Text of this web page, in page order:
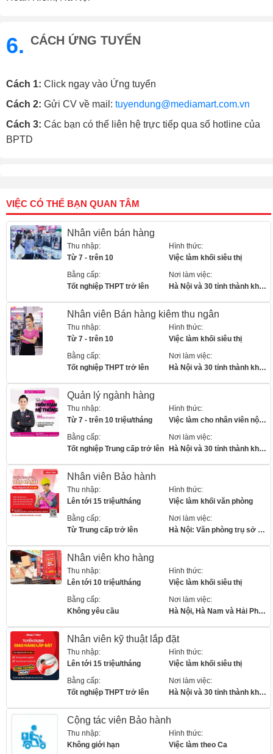
6. CÁCH ỨNG TUYỂN
Cách 1: Click ngay vào Ứng tuyển
Cách 2: Gửi CV về mail: tuyendung@mediamart.com.vn
Cách 3: Các bạn có thể liên hệ trực tiếp qua số hotline của
BPTD
VIỆC CÓ THỂ BẠN QUAN TÂM
Nhân viên bán hàng
Thu nhập:
Từ 7 - trên 10
Hình thức:
Việc làm khối siêu thị
Bằng cấp:
Tốt nghiệp THPT trở lên
Nơi làm việc:
Hà Nội và 30 tỉnh thành khác
Nhân viên Bán hàng kiêm thu ngân
Thu nhập:
Từ 7 - trên 10
Hình thức:
Việc làm khối siêu thị
Bằng cấp:
Tốt nghiệp THPT trở lên
Nơi làm việc:
Hà Nội và 30 tỉnh thành khác
Quản lý ngành hàng
Thu nhập:
Từ 7 - trên 10 triệu/tháng
Hình thức:
Việc làm cho nhân viên nội bộ
Bằng cấp:
Tốt nghiệp Trung cấp trở lên
Nơi làm việc:
Hà Nội và 30 tỉnh thành khác
Nhân viên Bảo hành
Thu nhập:
Lên tới 15 triệu/tháng
Hình thức:
Việc làm khối văn phòng
Bằng cấp:
Từ Trung cấp trở lên
Nơi làm việc:
Hà Nội: Văn phòng trụ sở chính - 29F Hai Bà Trưng, Hoàn Kiêm, Hà Nội
Nhân viên kho hàng
Thu nhập:
Lên tới 10 triệu/tháng
Hình thức:
Việc làm khối siêu thị
Bằng cấp:
Không yêu cầu
Nơi làm việc:
Hà Nội, Hà Nam và Hải Phòng
Nhân viên kỹ thuật lắp đặt
Thu nhập:
Lên tới 15 triệu/tháng
Hình thức:
Việc làm khối siêu thị
Bằng cấp:
Tốt nghiệp THPT trở lên
Nơi làm việc:
Hà Nội và 30 tỉnh thành khác
Cộng tác viên Bảo hành
Thu nhập:
Không giới hạn
Hình thức:
Việc làm theo Ca